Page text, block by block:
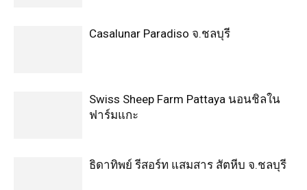
Casalunar Paradiso จ.ชลบุรี
Swiss Sheep Farm Pattaya นอนชิลใน
ฟาร์มแกะ
ธิดาทิพย์ รีสอร์ท แสมสาร สัตหีบ จ.ชลบุรี